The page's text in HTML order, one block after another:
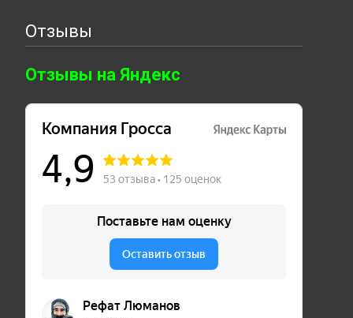
Отзывы
Отзывы на Яндекс